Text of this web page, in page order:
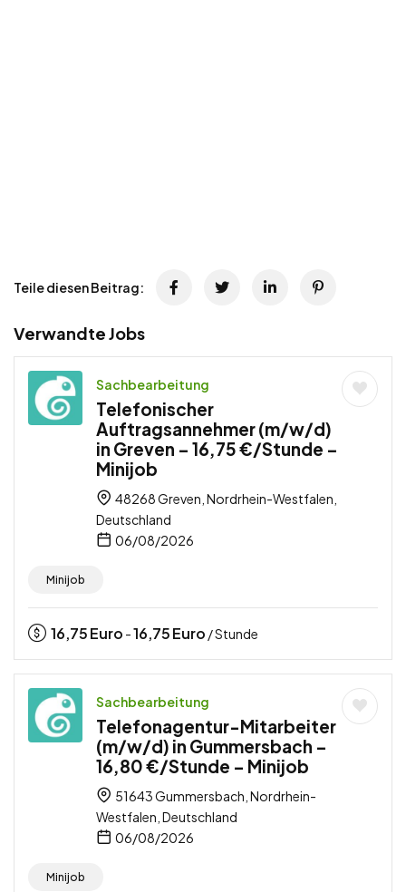
Teile diesen Beitrag:
Verwandte Jobs
Sachbearbeitung
Telefonischer
Auftragsannehmer (m/w/d)
in Greven – 16,75 €/Stunde –
Minijob
48268 Greven, Nordrhein-Westfalen,
Deutschland
06/08/2026
Minijob
16,75Euro -16,75Euro / Stunde
Sachbearbeitung
Telefonagentur-Mitarbeiter
(m/w/d) in Gummersbach –
16,80 €/Stunde – Minijob
51643 Gummersbach, Nordrhein-
Westfalen, Deutschland
06/08/2026
Minijob